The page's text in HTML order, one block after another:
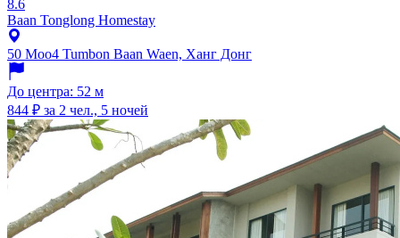
8.6
Baan Tonglong Homestay
50 Moo4 Tumbon Baan Waen, Ханг Донг
До центра: 52 м
844 ₽ за 2 чел., 5 ночей